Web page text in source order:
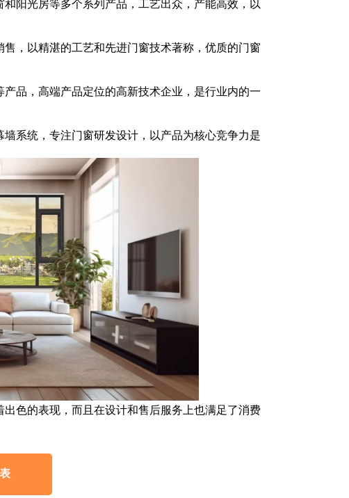
阳光房等多个系列产品，工艺出众，产能高效，以
，以精湛的工艺和先进门窗技术著称，优质的门窗
品，高端产品定位的高新技术企业，是行业内的一
系统，专注门窗研发设计，以产品为核心竞争力是
色的表现，而且在设计和售后服务上也满足了消费